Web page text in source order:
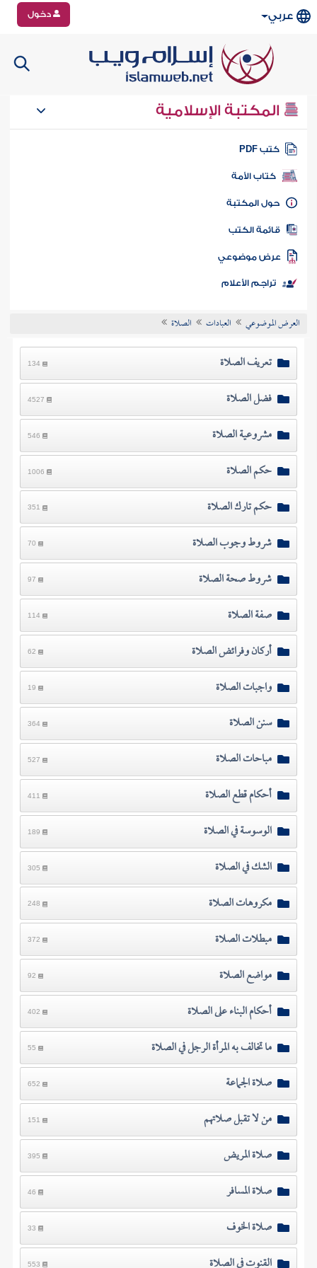
عربي دخول
المكتبة الإسلامية
كتب PDF
كتاب الأمة
المكتبة
الكتب
موضوعي
تراجم الأعلام
العرض الموضوعي العبادات الصلاة
تعريف الصلاة 134
فضل الصلاة 4527
مشروعية الصلاة 546
حكم الصلاة 1006
حكم تارك الصلاة 351
شروط وجوب الصلاة 70
شروط صحة الصلاة 97
صفة الصلاة 114
أركان وفرائض الصلاة 62
واجبات الصلاة 19
سنن الصلاة 364
مباحات الصلاة 527
أحكام قطع الصلاة 411
الوسوسة في الصلاة 189
الشك في الصلاة 305
مكروهات الصلاة 248
مبطلات الصلاة 372
مواضع الصلاة 92
أحكام البناء على الصلاة 402
ما تخالف به المرأة الرجل في الصلاة 55
صلاة الجماعة 652
من لا تقبل صلاتهم 151
صلاة المريض 395
صلاة المسافر 46
صلاة الخوف 33
553